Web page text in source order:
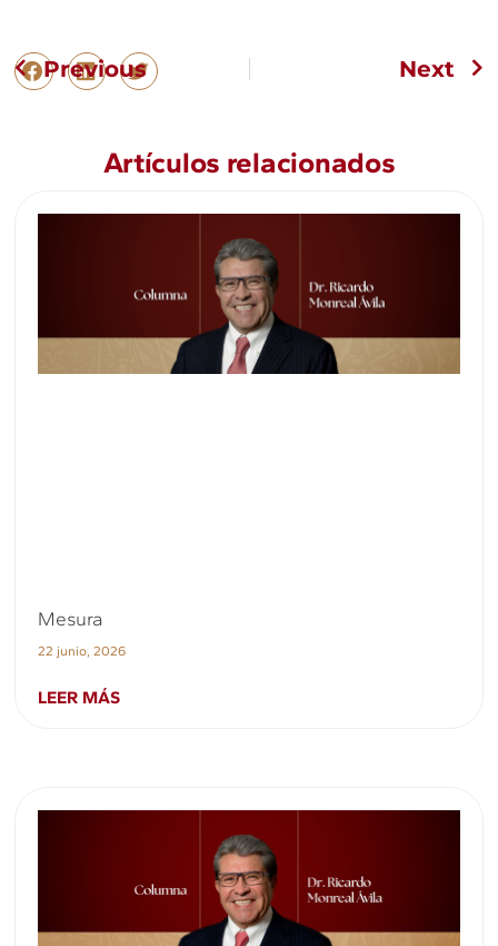
Previous Next
Artículos relacionados
Mesura
22 junio, 2026
LEER MÁS